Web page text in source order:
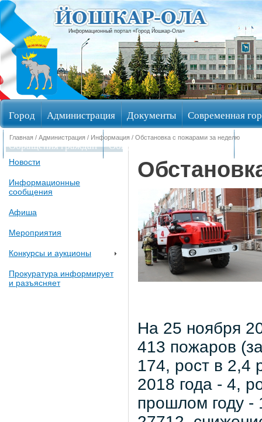
Информационный портал «Город Йошкар-Ола»
Город Администрация Документы Современная
Обращения граждан Общественные обсуждения
Главная / Администрация / Информация / Обстановка с пожарами за неделю
Новости
Информационные
сообщения
Афиша
Мероприятия
Конкурсы и аукционы
Прокуратура информирует
и разъясняет
На 25 ноября
413 пожаров
174, рост в 2,4
2018 года - 4,
прошлом году